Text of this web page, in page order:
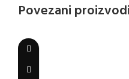
Povezani proizvodi